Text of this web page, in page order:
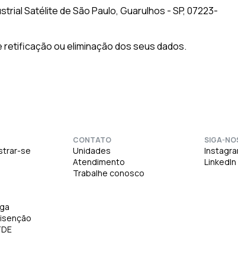
Satélite de São Paulo, Guarulhos - SP, 07223-
ou eliminação dos seus dados.
se
CONTATO
Unidades
Atendimento
Trabalhe conosco
SIGA-
LinkedIn